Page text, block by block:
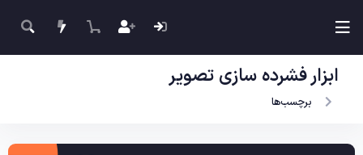
ابزار فشرده سازی تصویر
برچسب‌ها